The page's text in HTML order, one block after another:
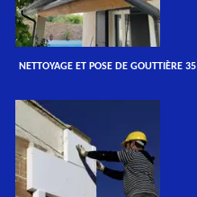
NETTOYAGE ET POSE DE GOUTTIÈRE 35